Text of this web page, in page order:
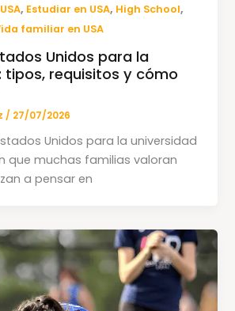
, Estudiar en USA, High School,
familiar en USA
Unidos para la
tipos, requisitos y cómo
/ 27/07/2026
Unidos para la universidad
que muchas familias valoran
a pensar en